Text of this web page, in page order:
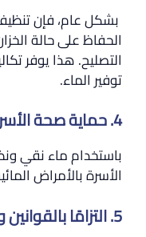
بشكل عام، فإن
الحفاظ على حالة
التصليح. هذا يوفر
توفير الماء.
4. حماية صحة الأسرة:
باستخدام ماء نقي
الأسرة بالأمراض
5. التزامًا بالقوانين واللوائح: